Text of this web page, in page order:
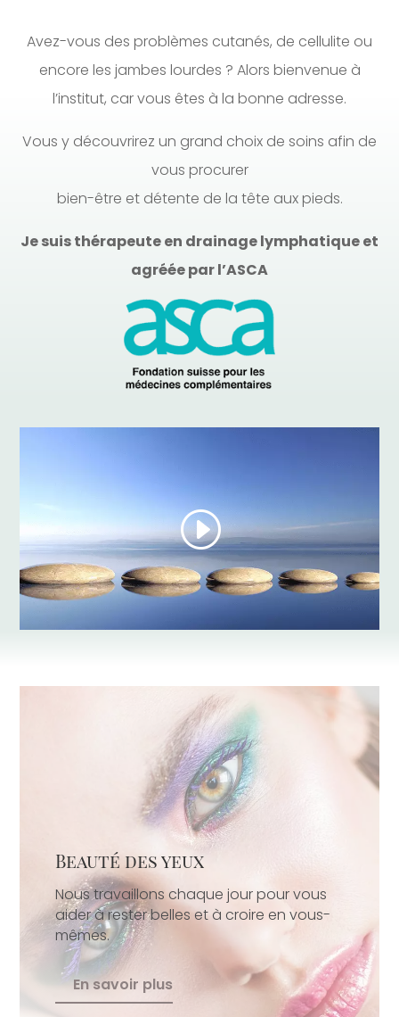
Avez-vous des problèmes cutanés, de cellulite ou
encore les jambes lourdes ? Alors bienvenue à
l’institut, car vous êtes à la bonne adresse.
Vous y découvrirez un grand choix de soins afin de
vous procurer
bien-être et détente de la tête aux pieds.
Je suis thérapeute en drainage lymphatique et
agréée par l’ASCA
Beauté des yeux
Nous travaillons chaque jour pour vous
aider à rester belles et à croire en vous-
mêmes.
En savoir plus